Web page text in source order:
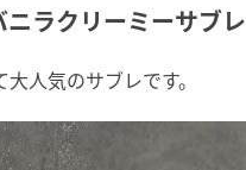
ラクリーミーサブレ
人気のサブレです。